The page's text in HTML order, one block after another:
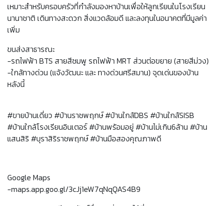
เหมาะสำหรับครอบครัวที่กำลังมองหาบ้านเพื่อให้ลูกเรียนในโรงเรียน
นานาชาติ เดินทางสะดวก สิ่งแวดล้อมดี และลงทุนในอนาคตที่มีมูลค่า
เพิ่ม
ขนส่งสาธารณะ
-รถไฟฟ้า BTS สายสีชมพู รถไฟฟ้า MRT ส่วนต่อขยาย (สายสีม่วง)
-ใกล้ทางด่วน (แจ้งวัฒนะ และ ทางด่วนศรีสมาน) จุดเด่นของบ้าน
หลังนี้
#ขายบ้านเดี่ยว #บ้านราชพฤกษ์ #บ้านใกล้DBS #บ้านใกล้SISB
#บ้านใกล้โรงเรียนอินเตอร์ #บ้านพร้อมอยู่ #บ้านไม่เกิน6ล้าน #บ้าน
แสนสิริ #บุราสิริราชพฤกษ์ #บ้านมือสองคุณภาพดี
Google Maps
-maps.app.goo.gl/3cJj1eW7qNqQAS4B9